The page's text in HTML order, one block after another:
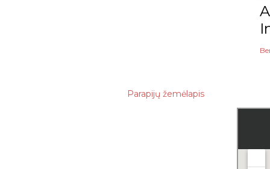
Parapijų žemėlapis